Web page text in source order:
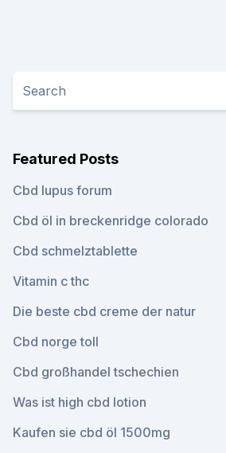
Featured Posts
Cbd lupus forum
Cbd öl in breckenridge colorado
Cbd schmelztablette
Vitamin c thc
Die beste cbd creme der natur
Cbd norge toll
Cbd großhandel tschechien
Was ist high cbd lotion
Kaufen sie cbd öl 1500mg